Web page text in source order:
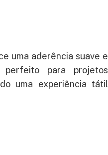
uma aderência suave e
perfeito para projetos
uma experiência tátil